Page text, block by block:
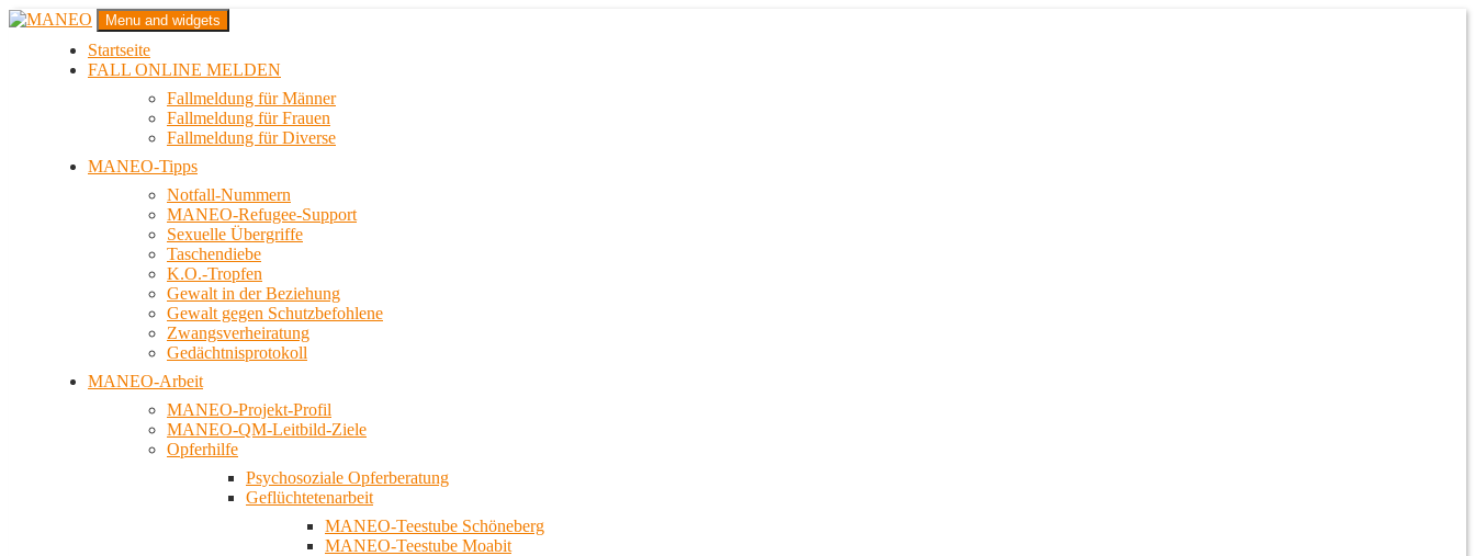
Zum
MANEO
Das schwule Anti-Gewalt-Projekt in Berlin
Menu and widgets
Startseite
FALL ONLINE MELDEN
Fallmeldung für Männer
Fallmeldung für Frauen
Fallmeldung für Diverse
MANEO-Tipps
Notfall-Nummern
MANEO-Refugee-Support
Sexuelle Übergriffe
Taschendiebe
K.O.-Tropfen
Gewalt in der Beziehung
Gewalt gegen Schutzbefohlene
Zwangsverheiratung
Gedächtnisprotokoll
MANEO-Arbeit
MANEO-Projekt-Profil
MANEO-QM-Leitbild-Ziele
Opferhilfe
Psychosoziale Opferberatung
Geflüchtetenarbeit
MANEO-Teestube Schöneberg
MANEO-Teestube Moabit